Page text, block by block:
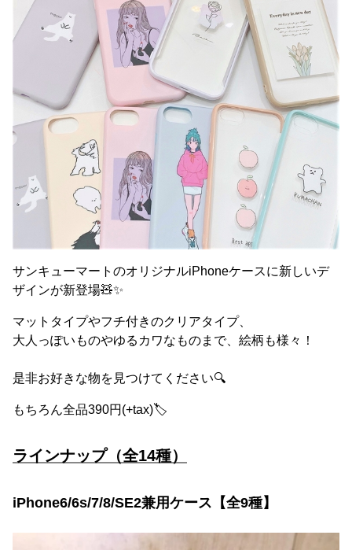
サンキューマートのオリジナルiPhoneケースに 新しいデ
ザインが新登場🧸✨
マットタイプやフチ付きのクリアタイプ、
大人っぽいものやゆるカワなものまで、絵柄も様々！
是非お好きな物を見つけてください🔍
もちろん全品390円(+tax)🏷
ラインナップ（全14種）
iPhone6/6s/7/8/SE2兼用ケース【全9種】